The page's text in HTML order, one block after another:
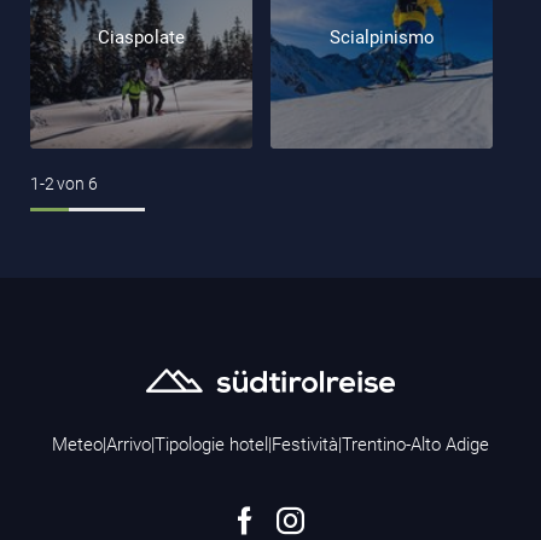
Ciaspolate Scialpinismo
1-2von 6
Meteo|Arrivo|Tipologie hotel |Festività|Trentino-Alto Adige